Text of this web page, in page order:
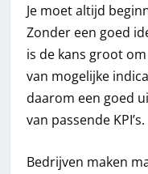
Je moet altijd
Zonder een goed
is de kans groot
van mogelijke
daarom een goed
van passende KPI’s.
Bedrijven maken